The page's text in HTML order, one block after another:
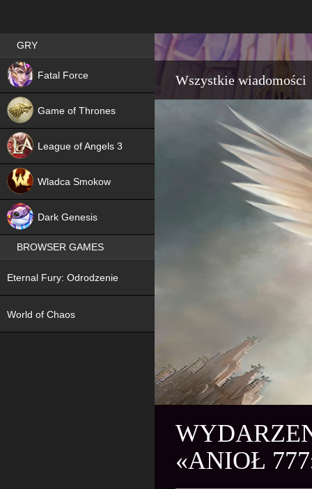
Wszystkie wiadomości
«ANIOŁ
Best RPG games in Poland
GRY
Fatal Force
NEW
Game of Thrones
League of Angels 3
Wladca Smokow
Dark Genesis
BROWSER GAMES
Eternal Fury: Odrodzenie
World of Chaos